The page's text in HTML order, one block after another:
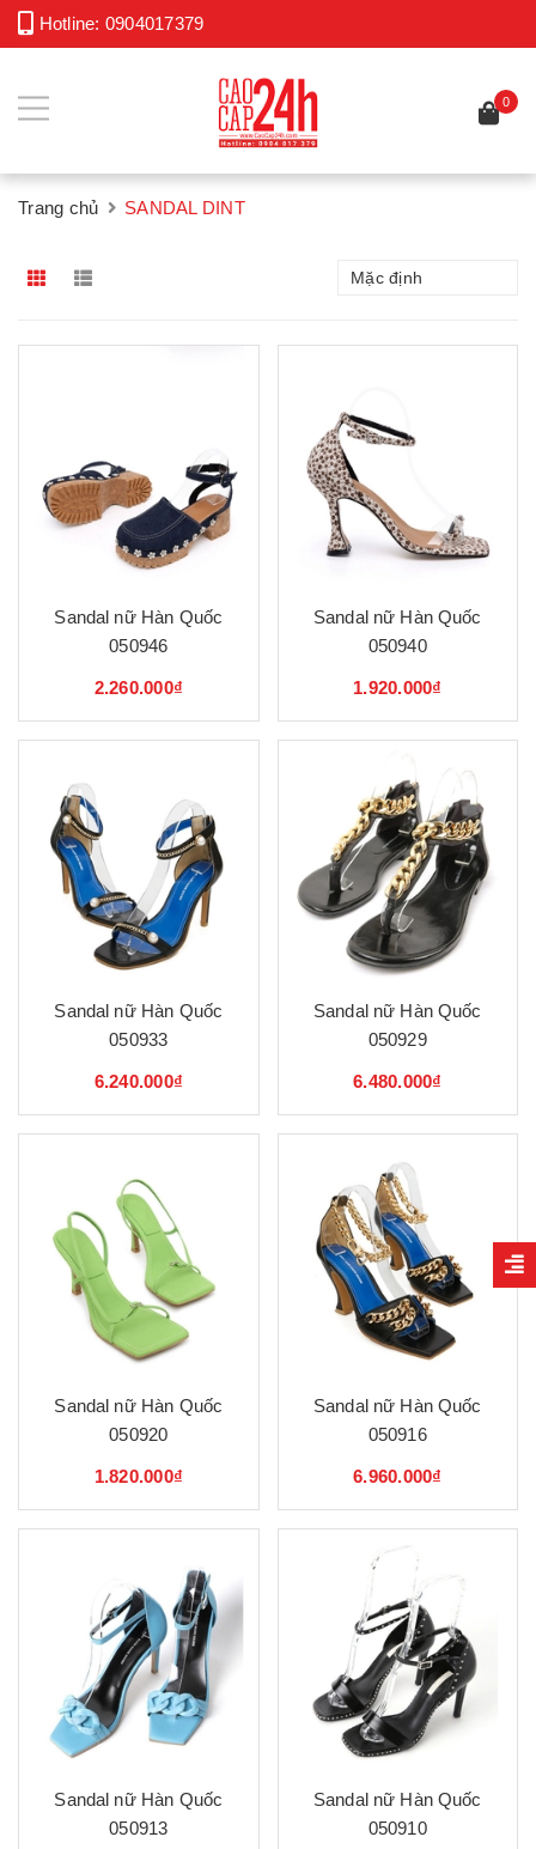
Hotline: 0904017379
0
Trang chủ SANDAL DINT
Mặc định
Sandal nữ Hàn Quốc
050946
2.260.000₫
Sandal nữ Hàn Quốc
050940
1.920.000₫
Sandal nữ Hàn Quốc
050933
6.240.000₫
Sandal nữ Hàn Quốc
050929
6.480.000₫
Sandal nữ Hàn Quốc
050920
1.820.000₫
Sandal nữ Hàn Quốc
050916
6.960.000₫
Sandal nữ Hàn Quốc
050913
Sandal nữ Hàn Quốc
050910